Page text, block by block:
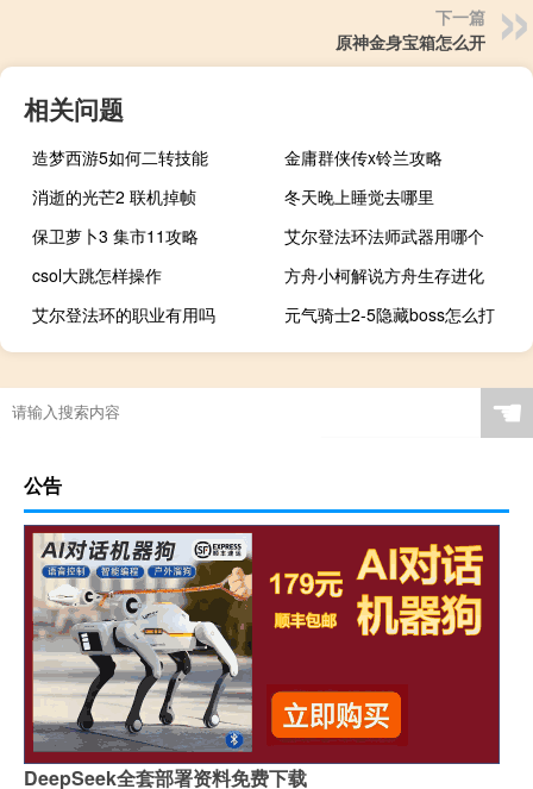
下一篇
原神金身宝箱怎么开
相关问题
造梦西游5如何二转技能
金庸群侠传x铃兰攻略
消逝的光芒2 联机掉帧
冬天晚上睡觉去哪里
保卫萝卜3 集市11攻略
艾尔登法环法师武器用哪个
csol大跳怎样操作
方舟小柯解说方舟生存进化
艾尔登法环的职业有用吗
元气骑士2-5隐藏boss怎么打
☚
公告
DeepSeek全套部署资料免费下载